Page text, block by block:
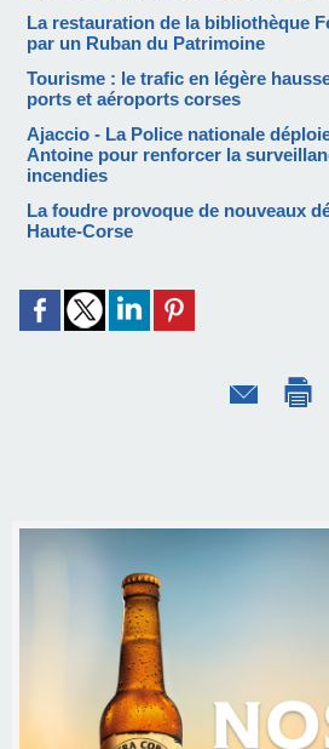
La restauration de la bibliothèque
par un Ruban du Patrimoine
Tourisme : le trafic en légère
ports et aéroports corses
Ajaccio - La Police nationale
Antoine pour renforcer la
incendies
La foudre provoque de nouveaux
Haute-Corse